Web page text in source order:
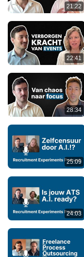
21:22
22:41
28:34
25:09
24:03